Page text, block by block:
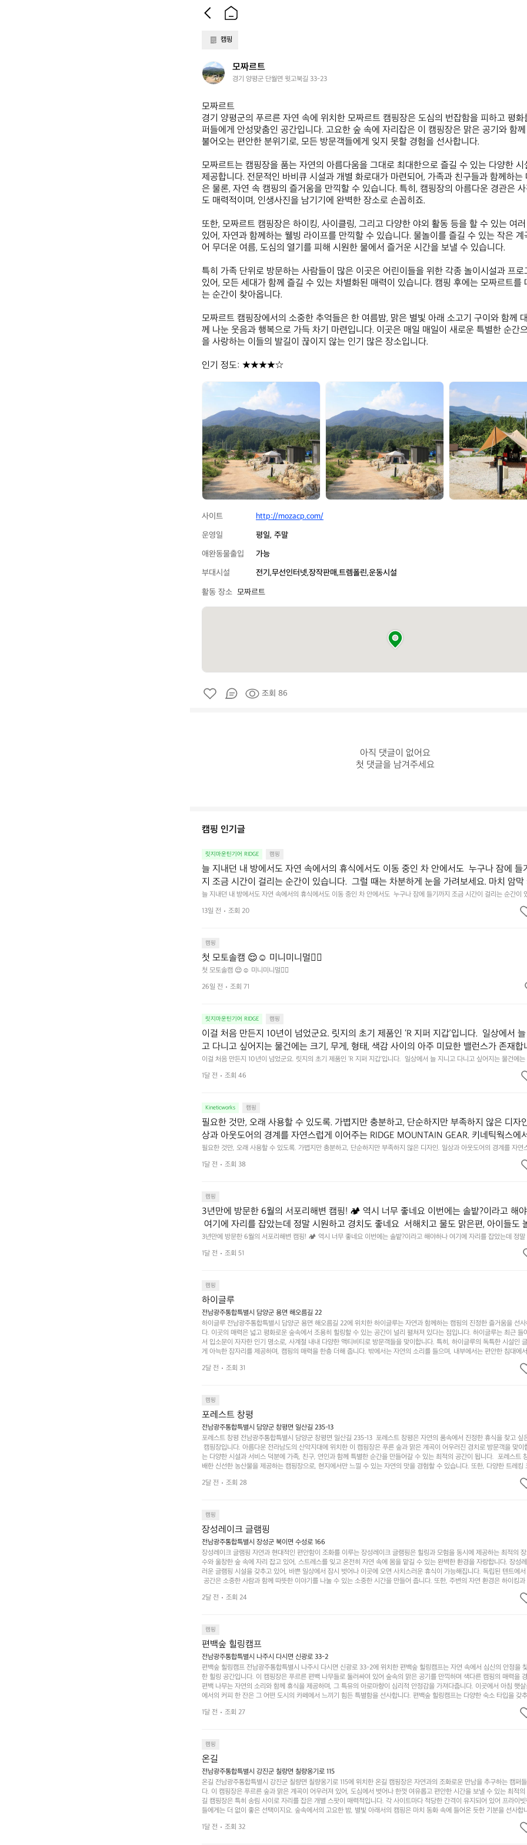
캠핑
모
짜
트
모짜르트
경기 양평군 단월면 윗고북길 33-23
모짜르트
경기 양평군의 푸르른 자연 속에 위치한 모짜르트 캠핑장은 도심의 번잡함을 피하고 평
퍼들에게 안성맞춤인 공간입니다. 고요한 숲 속에 자리잡은 이 캠핑장은 맑은 공기와 함
불어오는 편안한 분위기로, 모든 방문객들에게 잊지 못할 경험을 선사합니다.
모짜르트는 캠핑장을 품는 자연의 아름다움을 그대로 최대한으로 즐길 수 있는 다양한
제공합니다. 전문적인 바비큐 시설과 개별 화로대가 마련되어, 가족과 친구들과 함께하는
은 물론, 자연 속 캠핑의 즐거움을 만끽할 수 있습니다. 특히, 캠핑장의 아름다운 경관은
도 매력적이며, 인생사진을 남기기에 완벽한 장소로 손꼽히죠.
또한, 모짜르트 캠핑장은 하이킹, 사이클링, 그리고 다양한 야외 활동 등을 할 수 있는 여
있어, 자연과 함께하는 웰빙 라이프를 만끽할 수 있습니다. 물놀이를 즐길 수 있는 작은
어 무더운 여름, 도심의 열기를 피해 시원한 물에서 즐거운 시간을 보낼 수 있습니다.
특히 가족 단위로 방문하는 사람들이 많은 이곳은 어린이들을 위한 각종 놀이시설과 프
있어, 모든 세대가 함께 즐길 수 있는 차별화된 매력이 있습니다. 캠핑 후에는 모짜르트를
는 순간이 찾아옵니다.
모짜르트 캠핑장에서의 소중한 추억들은 한 여름밤, 맑은 별빛 아래 소고기 구이와 함께
께 나눈 웃음과 행복으로 가득 차기 마련입니다. 이곳은 매일 매일이 새로운 특별한 순간
을 사랑하는 이들의 발길이 끊이지 않는 인기 많은 장소입니다.
인기 정도: ★★★★☆
모
트
모
트
모
르
트
사이트
http://mozacp.com/
운영일
평일, 주말
애완동물출입
가능
부대시설
전기,무선인터넷,장작판매,트렘폴린,운동시설
활동 장소 모짜르트
조회 86
아직 댓글이 없어요
첫 댓글을 남겨주세요
캠핑 인기글
릿지마운틴기어 RIDGE 캠핑
늘 지내던 내 방에서도 자연 속에서의 휴식에서도 이동 중인 차 안에서도  누구나 잠에 들
지 조금 시간이 걸리는 순간이 있습니다.  그럴 때는 차분하게 눈을 가려보세요. 마치 암막
을 조용히 내리듯이.  Polartec® Wind Pro™의 온기가 눈가를 포근히 감싸줍니다.  차가운
를 차단하고, 얼굴에 밀착하여 빛을 막아줍니다.  이 슬립 웜을 쓰는 것만으로 그곳은 나만
늘 지내던 내 방에서도 자연 속에서의 휴식에서도 이동 중인 차 안에서도  누구나 잠에 들기까지 조금 시간이 걸리는 순간이
다.  그럴 때는 차분하게 눈을 가려보세요. 마치 암막 커튼을 조용히 내리듯이.  Polartec® Wind Pro™의 온기가 눈가를 포
줍니다.  차가운 공기를 차단하고, 얼굴에 밀착하여 빛을 막아줍니다.  이 슬립 웜을 쓰는 것만으로 그곳은 나만의 밤이 됩니
13일 전 조회 20
캠핑
첫 모토솔캠 😌☺️ 미니미니멀👌🏼
첫 모토솔캠 😌☺️ 미니미니멀👌🏼
26일 전
조회 71
릿지마운틴기어 RIDGE 캠핑
이걸 처음 만든지 10년이 넘었군요. 릿지의 초기 제품인 ‘R 지퍼 지갑’입니다.  일상에서
고 다니고 싶어지는 물건에는 크기, 무게, 형태, 색감 사이의 아주 미묘한 밸런스가 존재합
예를 들자면 일에 집중하느라 책상 위 가장자리에 대충 걸쳐 놓아도 시야에 걸리적거리
것. R 지퍼 지갑은 바로 그 위화감 없는 균형감에서 출발했습니다.  그중에서도 슬림함에
이걸 처음 만든지 10년이 넘었군요. 릿지의 초기 제품인 ‘R 지퍼 지갑’입니다.  일상에서 늘 지니고 다니고 싶어지는 물건에
무게, 형태, 색감 사이의 아주 미묘한 밸런스가 존재합니다.  예를 들자면 일에 집중하느라 책상 위 가장자리에 대충 걸쳐 놓
야에 걸리적거리지 않는 것. R 지퍼 지갑은 바로 그 위화감 없는 균형감에서 출발했습니다.  그중에서도 슬림함에 철저히 집
1달 전 조회 46
Kineticworks 캠핑
필요한 것만, 오래 사용할 수 있도록. 가볍지만 충분하고, 단순하지만 부족하지 않은 디자
상과 아웃도어의 경계를 자연스럽게 이어주는 RIDGE MOUNTAIN GEAR. 키네틱웍스에
나보세요.
필요한 것만, 오래 사용할 수 있도록. 가볍지만 충분하고, 단순하지만 부족하지 않은 디자인. 일상과 아웃도어의 경계를 자연
1달 전
조회 38
캠핑
3년만에 방문한 6월의 서포리해변 캠핑! 🏕 역시 너무 좋네요 이번에는 솔밭?이라고 해
여기에 자리를 잡았는데 정말 시원하고 경치도 좋네요  서해치고 물도 맑은편, 아이들도
좋고 1박 2일은 넘 짧게 느껴지네요  .1박 1동 1만원 (수금은 7시쯤, 동네에서 관리) .수금
음식물.쓰레기봉투를 1개씩 나누어줌 .솔밭에 바로 화장실있음 .5분거리 cu .2분거리 음
3년만에 방문한 6월의 서포리해변 캠핑! 🏕 역시 너무 좋네요 이번에는 솔밭?이라고 해야하나 여기에 자리를 잡았는데 정말
고 경치도 좋네요  서해치고 물도 맑은편, 아이들도 놀기 좋고 1박 2일은 넘 짧게 느껴지네요  .1박 1동 1만원 (수금은 7시쯤,
관리) .수금하면서 음식물.쓰레기봉투를 1개씩 나누어줌 .솔밭에 바로 화장실있음 .5분거리 cu .2분거리 음식점  항구에서부
1달 전 조회 51
캠핑
하이글루
전남광주통합특별시 담양군 용면 해오름길 22
하이글루 전남광주통합특별시 담양군 용면 해오름길 22에 위치한 하이글루는 자연과 함께하는 캠핑의 진정한 즐거움을 선
다. 이곳의 매력은 넓고 평화로운 숲속에서 조용히 힐링할 수 있는 공간이 널리 펼쳐져 있다는 점입니다. 하이글루는 최근 들
서 입소문이 자자한 인기 명소로, 사계절 내내 다양한 액티비티로 방문객들을 맞이합니다. 특히, 하이글루의 독특한 시설인
게 아늑한 잠자리를 제공하며, 캠핑의 매력을 한층 더해 줍니다. 밖에서는 자연의 소리를 들으며, 내부에서는 편안한 침대에
있는 완벽한 조화가 이루어집니다. 이곳의 장점은 또 다른 캠핑의 매력인 바베큐 파티를 즐길 수 있는 공간이 마련되어 있어
은 시간을 보낼 수 있다는 것입니다. 또한, 하이글루 인근에는 다양한 트레킹 코스와 자전거 도로가 있어 아웃도어 활동을 좋
나누는 이야기들은 여러분의 캠핑 여행을 더욱 특별하게 만들어 줄 것입니다.  인기 정도: ★★★★★
2달 전 조회 31
캠핑
포레스트 창평
전남광주통합특별시 담양군 창평면 일산길 235-13
포레스트 창평 전남광주통합특별시 담양군 창평면 일산길 235-13  포레스트 창평은 자연의 품속에서 진정한 휴식을 찾고 싶
캠핑장입니다. 아름다운 전라남도의 산악지대에 위치한 이 캠핑장은 푸른 숲과 맑은 계곡이 어우러진 경치로 방문객을 맞이
는 다양한 시설과 서비스 덕분에 가족, 친구, 연인과 함께 특별한 순간을 만들어갈 수 있는 최적의 공간이 됩니다.  포레스트
배한 신선한 농산물을 제공하는 캠핑장으로, 현지에서만 느낄 수 있는 자연의 맛을 경험할 수 있습니다. 또한, 다양한 트레킹
캠퍼들이 탐험과 모험의 짜릿함을 누릴 수 있도록 만들어졌습니다. 저녁에는 별빛 아래에서 바베큐 파티를 즐기거나, 잔잔
은 숙면을 취할 수 있는 기회를 제공합니다.  이곳은 자연과의 완벽한 조화를 이루며, 다채로운 야외 활동을 제공합니다. 특
순한 캠핑 그 이상을 제공하며, 자연을 사랑하는 모든 이들에게 꼭 한번 경험해봐야 할 장소로 자리잡았습니다.  인기 정
2달 전 조회 28
캠핑
장성레이크 글램핑
전남광주통합특별시 장성군 북이면 수성로 166
장성레이크 글램핑 자연과 현대적인 편안함이 조화를 이루는 장성레이크 글램핑은 힐링과 모험을 동시에 제공하는 최적의
수와 울창한 숲 속에 자리 잡고 있어, 스트레스를 잊고 온전히 자연 속에 몸을 맡길 수 있는 완벽한 환경을 자랑합니다. 장성
러운 글램핑 시설을 갖추고 있어, 바쁜 일상에서 잠시 벗어나 이곳에 오면 사치스러운 휴식이 가능해집니다. 독립된 텐트에
공간은 소중한 사람과 함께 따뜻한 이야기를 나눌 수 있는 소중한 시간을 만들어 줍니다. 또한, 주변의 자연 환경은 하이킹
액티비티를 즐기기에 그야말로 완벽한 조건을 갖추고 있습니다. 이곳에서의 캠핑은 단순한 숙박이 아닌, 가족과 친구들과
하는 시간이 될 것입니다. 특히 식사를 좋아하는 분들에게는 매주 특별한 바비큐 파티와 지역에서 나는 신선한 재료로 만든
사람들과 함께하세요. 당신의 대자연 속 힐링을 기다리는 장성레이크 글램핑은 언젠가 반드시 방문해봐야 할 명소로 자리매
도: ★★★★★
2달 전 조회 24
캠핑
편백숲 힐링캠프
전남광주통합특별시 나주시 다시면 신광로 33-2
편백숲 힐링캠프 전남광주통합특별시 나주시 다시면 신광로 33-2에 위치한 편백숲 힐링캠프는 자연 속에서 심신의 안정을
한 힐링 공간입니다. 이 캠핑장은 푸르른 편백 나무들로 둘러싸여 있어 숲속의 맑은 공기를 만끽하며 색다른 캠핑의 매력을
편백 나무는 자연의 소리와 함께 휴식을 제공하며, 그 특유의 아로마향이 심리적 안정감을 가져다줍니다. 이곳에서 아침 햇
에서의 커피 한 잔은 그 어떤 도시의 카페에서 느끼기 힘든 특별함을 선사합니다. 편백숲 힐링캠프는 다양한 숙소 타입을 갖
론 친구나 연인과 함께 더욱 기억에 남는 특별한 시간을 보낼 수 있습니다. 주변에는 자전거 도로와 하이킹 트레일이 있어 액
기회도 많은데, 자전거를 타거나 숲속을 거닐며 다양한 생태계를 체험해보는 것도 일상의 스트레스를 잊게 해줍니다. 또한,
조화 속에서 힐링할 수 있는 편백숲 힐링캠프는 현대인의 바쁜 일상에서 벗어나 소중한 시간을 가지고 싶은 분들에게 특히
나주로 떠나 여유로움과 행복이 가득한 캠핑을 경험해보세요! 인기 정도: ★★★★☆
1달 전 조회 27
캠핑
온길
전남광주통합특별시 강진군 칠량면 칠량옹기로 115
온길 전남광주통합특별시 강진군 칠량면 칠량옹기로 115에 위치한 온길 캠핑장은 자연과의 조화로운 만남을 추구하는 캠퍼
다. 이 캠핑장은 푸르른 숲과 맑은 계곡이 어우러져 있어, 도심에서 벗어나 한껏 여유롭고 편안한 시간을 보낼 수 있는 최적
길 캠핑장은 특히 송림 사이로 자리를 잡은 개별 스팟이 매력적입니다. 각 사이트마다 적당한 간격이 유지되어 있어 프라이
들에게는 더 없이 좋은 선택이지요. 숲속에서의 고요한 밤, 별빛 아래서의 캠핑은 마치 동화 속에 들어온 듯한 기분을 선사합
야외 활동도 가능해 가족과 친구들이 함께 즐기기에 적합합니다. 하이킹, 자전거 타기, 그리고 근처의 계곡에서는 수영과 낚
일상에서 벗어나 여러 가지 재미를 선사합니다. 또한, 캠핑장 내에는 깨끗한 화장실과 샤워 시설이 잘 마련되어 있어 편리함
1달 전 조회 32